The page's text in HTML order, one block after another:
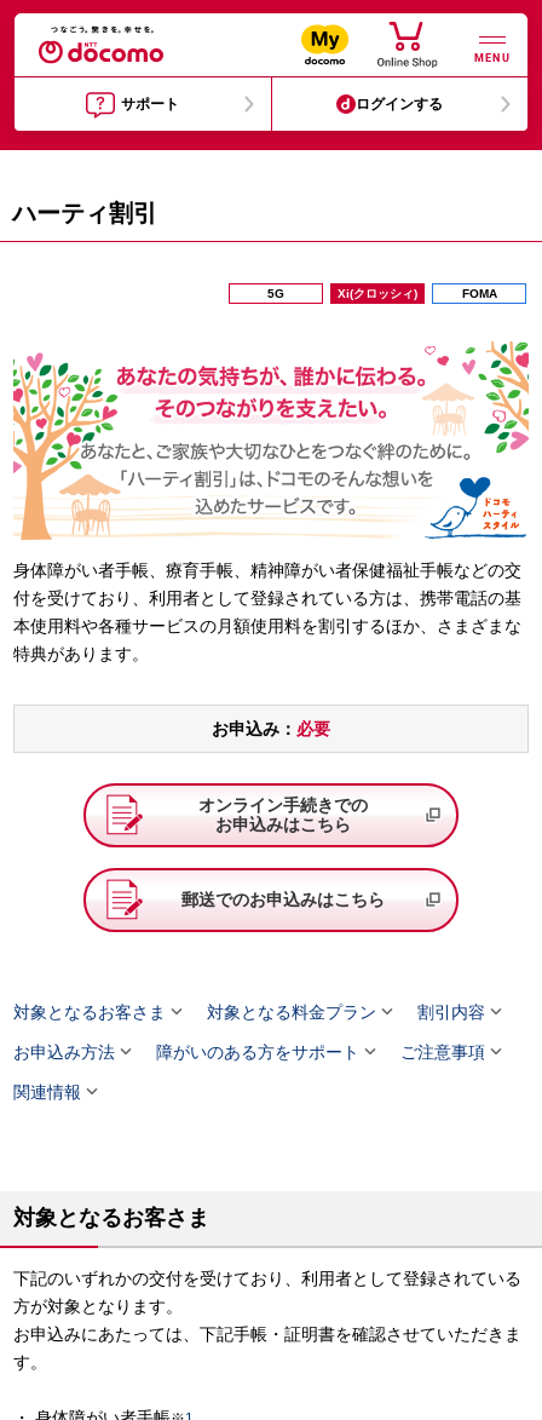
MENU
サポート ログインする
ハーティ割引
5G Xi(クロッシィ) FOMA
身体障がい者手帳、療育手帳、精神障がい者保健福祉手帳などの交
付を受けており、利用者として登録されている方は、携帯電話の基
本使用料や各種サービスの月額使用料を割引するほか、さまざまな
特典があります。
お申込み： 必要
オンライン手続きでの
お申込みはこちら
郵送でのお申込みはこちら
対象となるお客さま  対象となる料金プラン  割引内容 
お申込み方法 障がいのある方をサポート  ご注意事項
関連情報 
対象となるお客さま
下記のいずれかの交付を受けており、利用者として登録されている
方が対象となります。
お申込みにあたっては、下記手帳・証明書を確認させていただきま
す。